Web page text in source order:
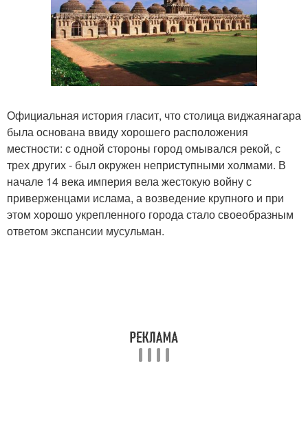
Официальная история гласит, что столица виджаянагара
была основана ввиду хорошего расположения
местности: с одной стороны город омывался рекой, с
трех других - был окружен неприступными холмами. В
начале 14 века империя вела жестокую войну с
приверженцами ислама, а возведение крупного и при
этом хорошо укрепленного города стало своеобразным
ответом экспансии мусульман.